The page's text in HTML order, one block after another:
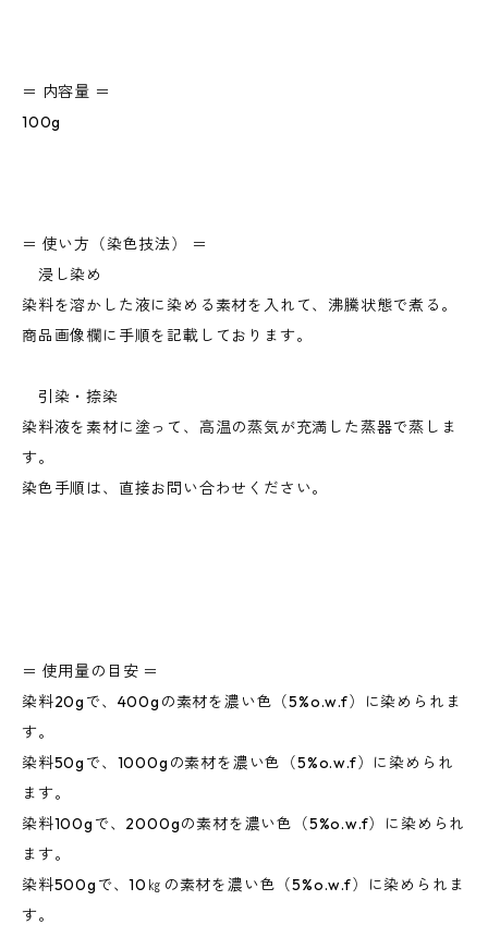
＝ 内容量 ＝
100g
＝ 使い方（染色技法） ＝
浸し染め
染料を溶かした液に染める素材を入れて、沸騰状態で煮る。
商品画像欄に手順を記載しております。
引染・捺染
染料液を素材に塗って、高温の蒸気が充満した蒸器で蒸しま
す。
染色手順は、直接お問い合わせください。
＝ 使用量の目安 ＝
染料20gで、400gの素材を濃い色（5%o.w.f）に染められま
す。
染料50gで、1000gの素材を濃い色（5%o.w.f）に染められ
ます。
染料100gで、2000gの素材を濃い色（5%o.w.f）に染められ
ます。
染料500gで、10㎏の素材を濃い色（5%o.w.f）に染められま
す。